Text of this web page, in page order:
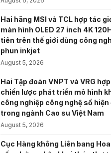
Hai hãng MSI và TCL hợp tác
màn hình OLED 27 inch 4K
tiên trên thế giới dùng công
phun inkjet
August 5, 2026
Hai Tập đoàn VNPT và VRG
chiến lược phát triển mô hình
công nghiệp công nghệ số hiện
trong ngành Cao su Việt Nam
August 5, 2026
Cục Hàng không Liên bang